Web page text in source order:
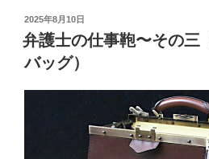
投
稿
日:
2025年8月10日
弁護士の仕事鞄〜その三
バッグ）